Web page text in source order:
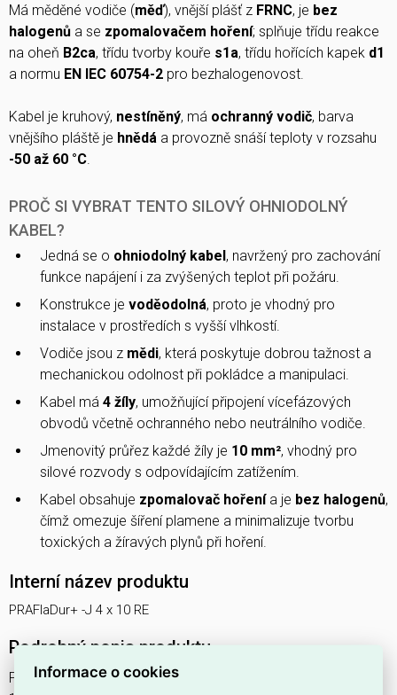
Má měděné vodiče (měď), vnější plášť z FRNC, je bez
halogenů a se zpomalovačem hoření; splňuje třídu reakce
na oheň B2ca, třídu tvorby kouře s1a, třídu hořících kapek d1
a normu EN IEC 60754-2 pro bezhalogenovost.
Kabel je kruhový, nestíněný, má ochranný vodič, barva
vnějšího pláště je hnědá a provozně snáší teploty v rozsahu
-50 až 60 °C.
PROČ SI VYBRAT TENTO SILOVÝ OHNIODOLNÝ
KABEL?
Jedná se o ohniodolný kabel , navržený pro zachování
funkce napájení i za zvýšených teplot při požáru.
Konstrukce je voděodolná, proto je vhodný pro
instalace v prostředích s vyšší vlhkostí.
Vodiče jsou z mědi, která poskytuje dobrou tažnost a
mechanickou odolnost při pokládce a manipulaci.
Kabel má 4 žíly, umožňující připojení vícefázových
obvodů včetně ochranného nebo neutrálního vodiče.
Jmenovitý průřez každé žíly je 10 mm², vhodný pro
silové rozvody s odpovídajícím zatížením.
Kabel obsahuje zpomalovač hořenía je bez halogenů,
čímž omezuje šíření plamene a minimalizuje tvorbu
toxických a žíravých plynů při hoření.
Interní název produktu
PRAFlaDur+ -J 4 x 10 RE
Podrobný popis produktu
PRAFlaDur+
Informace o cookies